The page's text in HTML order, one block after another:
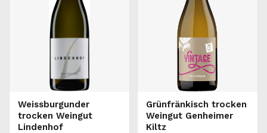
Weissburgunder
trocken Weingut
Lindenhof
Grünfränkisch trocken
Weingut Genheimer
Kiltz